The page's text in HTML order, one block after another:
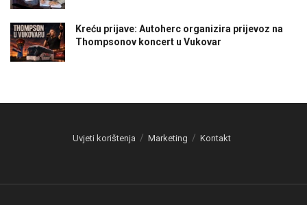
Kreću prijave: Autoherc organizira prijevoz na
Thompsonov koncert u Vukovar
Uvjeti korištenja Marketing Kontakt